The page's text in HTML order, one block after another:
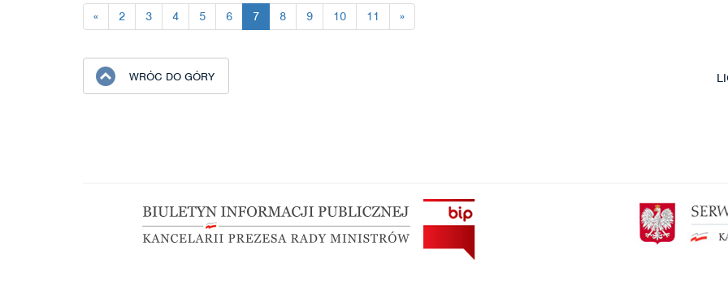
« 2 3 4 5 6 7 8 9 10 11 »
WRÓC DO GÓRY